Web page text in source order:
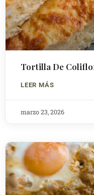
Tortilla De
LEER MÁS
marzo 23, 2026